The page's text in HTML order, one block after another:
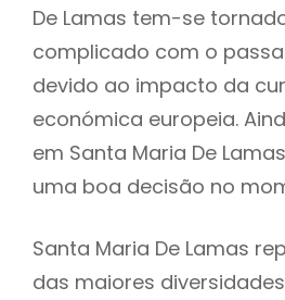
De Lamas tem-se
complicado com o
devido ao impacto da
económica europeia.
em Santa Maria De
uma boa decisão no
Santa Maria De Lamas
das maiores